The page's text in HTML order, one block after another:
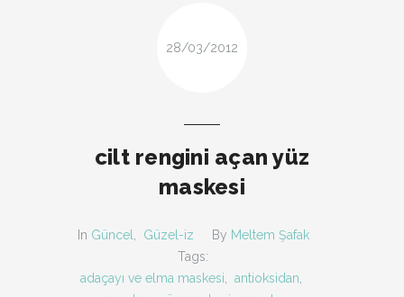
28/03/2012
cilt rengini açan yüz
maskesi
In Güncel Güzel-iz By Meltem Şafak
Tags:
adaçayı ve elma maskesi
antioksidan